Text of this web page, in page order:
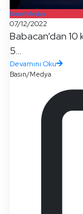
Basın/Medya
07/12/2022
Babacan’dan 10
5...
Devamını Oku
Basın/Medya